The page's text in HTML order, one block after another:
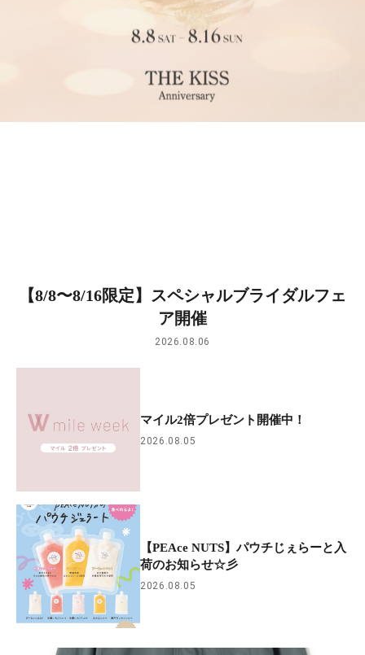
【8/8〜8/16限定】スペシャルブライダルフェ
ア開催
2026.08.06
マイル2倍プレゼント開催中！
2026.08.05
【PEAce NUTS】パウチじぇらーと入
荷のお知らせ☆彡
2026.08.05